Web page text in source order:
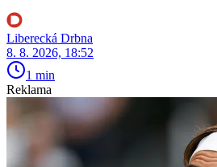
Liberecká Drbna
8. 8. 2026, 18:52
1 min
Reklama